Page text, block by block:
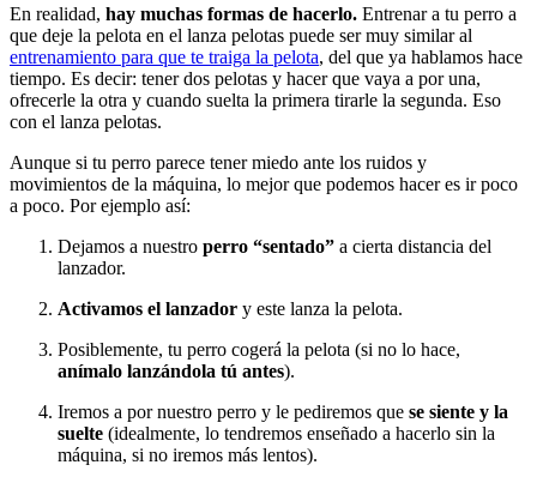
En realidad, hay muchas formas de hacerlo. Entrenar a tu perro a
que deje la pelota en el lanza pelotas puede ser muy similar al
entrenamiento para que te traiga la pelota, del que ya hablamos hace
tiempo. Es decir: tener dos pelotas y hacer que vaya a por una,
ofrecerle la otra y cuando suelta la primera tirarle la segunda. Eso
con el lanza pelotas.
Aunque si tu perro parece tener miedo ante los ruidos y
movimientos de la máquina, lo mejor que podemos hacer es ir poco
a poco. Por ejemplo así:
Dejamos a nuestro perro “sentado” a cierta distancia del
lanzador.
Activamos el lanzador y este lanza la pelota.
Posiblemente, tu perro cogerá la pelota (si no lo hace,
anímalo lanzándola tú antes).
Iremos a por nuestro perro y le pediremos que se siente y la
suelte (idealmente, lo tendremos enseñado a hacerlo sin la
máquina, si no iremos más lentos).